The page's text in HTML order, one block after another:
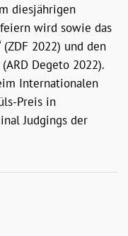
diesjährigen
wird sowie das
(ZDF 2022) und den
Degeto 2022).
Internationalen
Preis in
Judgings der